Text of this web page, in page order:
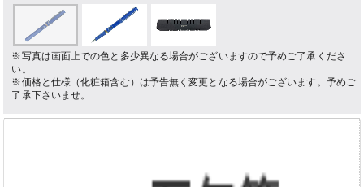
※写真は画面上での色と多少異なる場合がございますので予めご了承くださ
い。
※価格と仕様（化粧箱含む）は予告無く変更となる場合がございます。予めご
了承下さいませ。